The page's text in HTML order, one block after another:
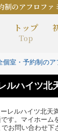
制のアフロファ
トップ
Top
個室・予約制のア
ルハイツ北
レルハイツ北天
す。マイホー
お問い合わせ下